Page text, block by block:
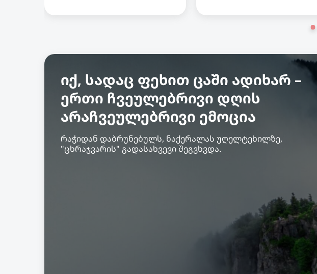
იქ, სადაც ფეხით ცაში ადიხარ –
ერთი ჩვეულებრივი დღის
არაჩვეულებრივი ემოცია
რაჭიდან დაბრუნებულს, ნაქერალას უღელტეხილზე,
"ცხრაჯვარის" გადასახვევი შეგვხვდა.